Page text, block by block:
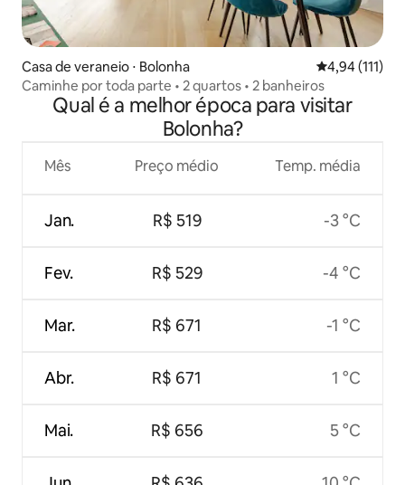
Casa de veraneio ⋅ Bolonha 4,94 de uma
4,94 (111)
Caminhe por toda parte • 2 quartos • 2 banheiros
Qual é a melhor época para visitar
Bolonha?
Mês
Jan.
Fev.
Mar.
Abr.
Mai.
Preço médio
R$ 519
R$ 529
R$ 671
R$ 671
R$ 656
Temp. média
-3 °C
-4 °C
-1 °C
1 °C
5 °C